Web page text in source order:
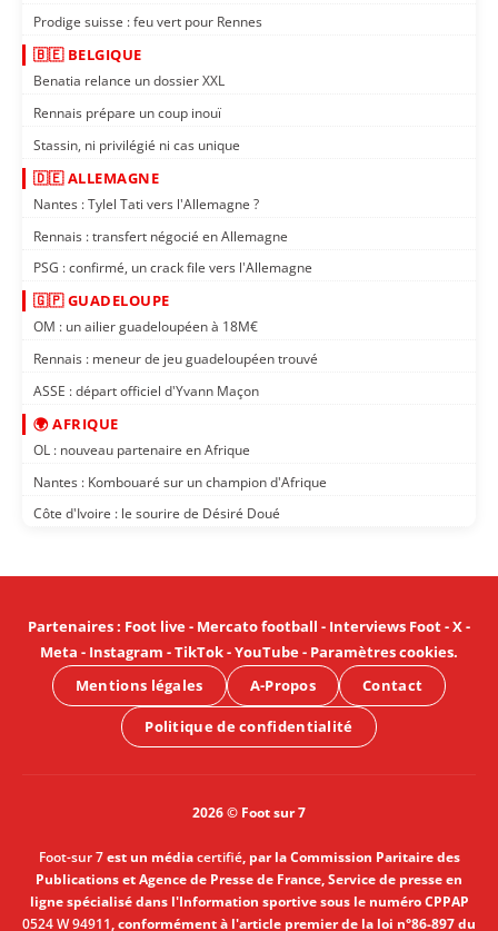
Prodige suisse : feu vert pour Rennes
🇧🇪 BELGIQUE
Benatia relance un dossier XXL
Rennais prépare un coup inouï
Stassin, ni privilégié ni cas unique
🇩🇪 ALLEMAGNE
Nantes : Tylel Tati vers l'Allemagne ?
Rennais : transfert négocié en Allemagne
PSG : confirmé, un crack file vers l'Allemagne
🇬🇵 GUADELOUPE
OM : un ailier guadeloupéen à 18M€
Rennais : meneur de jeu guadeloupéen trouvé
ASSE : départ officiel d'Yvann Maçon
🌍 AFRIQUE
OL : nouveau partenaire en Afrique
Nantes : Kombouaré sur un champion d'Afrique
Côte d'Ivoire : le sourire de Désiré Doué
Partenaires: Foot live- Mercato football - Interviews Foot-X-
Meta - Instagram -TikTok-YouTube- Paramètres cookies.
Mentions légales
A-Propos Contact
Politique de confidentialité
2026 © Foot sur 7
Foot-sur 7est un médiacertifié, par la Commission Paritaire des
Publications et Agence de Presse de France, Service de presse en
ligne spécialisé dans l'Information sportive sous le numéro CPPAP
0524 W 94911, conformément à l'article premier de la loi n°86-897 du